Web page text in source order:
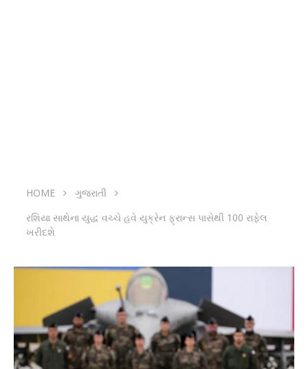
HOME
ગુજરાતી
રશિયા સાથેના યુદ્ધ વચ્ચે હવે યુક્રેન ફ્રાન્સ પાસેથી 100 રાફેલ
ખરીદશે